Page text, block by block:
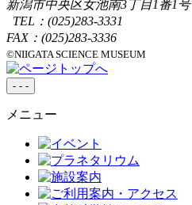
新潟市中央区女池南3丁目1番1号
TEL： (025)283-3331
FAX：(025)283-3336
©NIIGATA SCIENCE MUSEUM
- - -
メニュー